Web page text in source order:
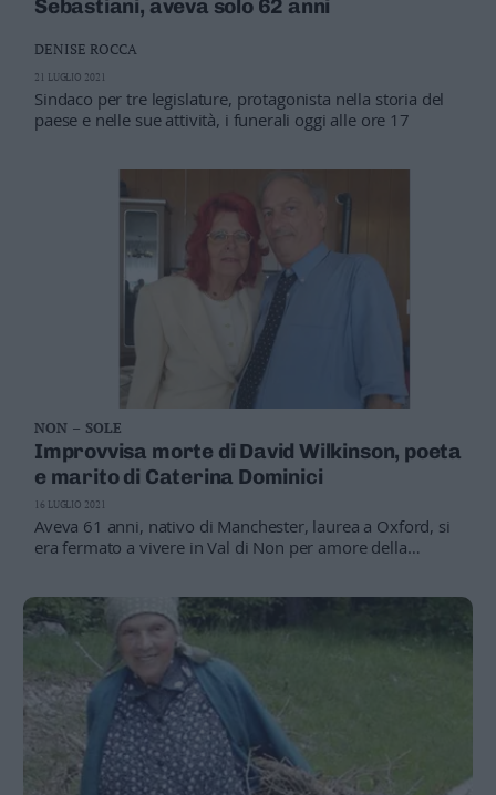
Sebastiani, aveva solo 62 anni
Sindaco per tre legislature, protagonista nella storia del
paese e nelle sue attività, i funerali oggi alle ore 17
DENISE ROCCA
21 LUGLIO 2021
NON – SOLE
Improvvisa morte di David Wilkinson, poeta
e marito di Caterina Dominici
Aveva 61 anni, nativo di Manchester, laurea a Oxford, si
era fermato a vivere in Val di Non per amore della
16 LUGLIO 2021